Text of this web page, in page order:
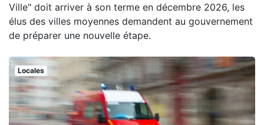
Ville" doit arriver à son terme en décembre 2026, les
élus des villes moyennes demandent au gouvernement
de préparer une nouvelle étape.
Locales